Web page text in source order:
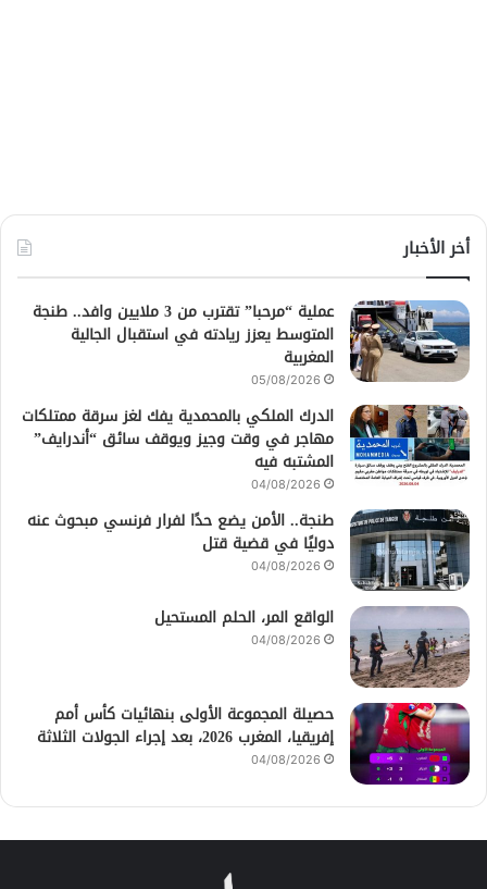
أخر الأخبار
عملية “مرحبا” تقترب من 3 ملايين وافد.. طنجة
المتوسط يعزز ريادته في استقبال الجالية
المغربية
05/08/2026
الدرك الملكي بالمحمدية يفك لغز سرقة ممتلكات
مهاجر في وقت وجيز ويوقف سائق “أندرايف”
المشتبه فيه
04/08/2026
طنجة.. الأمن يضع حدًا لفرار فرنسي مبحوث عنه
دوليًا في قضية قتل
04/08/2026
الواقع المر، الحلم المستحيل
04/08/2026
حصيلة المجموعة الأولى بنهائيات كأس أمم
إفريقيا، المغرب 2026، بعد إجراء الجولات الثلاثة
04/08/2026